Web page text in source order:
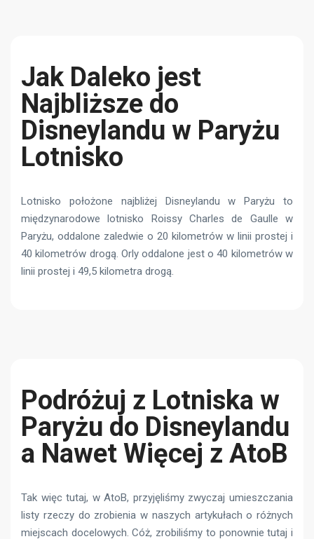
Jak Daleko jest
Najbliższe do
Disneylandu w Paryżu
Lotnisko
Lotnisko położone najbliżej Disneylandu w Paryżu to
międzynarodowe lotnisko Roissy Charles de Gaulle w
Paryżu, oddalone zaledwie o 20 kilometrów w linii prostej i
40 kilometrów drogą. Orly oddalone jest o 40 kilometrów w
linii prostej i 49,5 kilometra drogą.
Podróżuj z Lotniska w
Paryżu do Disneylandu
a Nawet Więcej z AtoB
Tak więc tutaj, w AtoB, przyjęliśmy zwyczaj umieszczania
listy rzeczy do zrobienia w naszych artykułach o różnych
miejscach docelowych. Cóż, zrobiliśmy to ponownie tutaj i